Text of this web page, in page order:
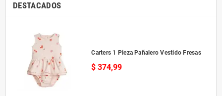
DESTACADOS
Carters 1 Pieza Pañalero Vestido Fresas
$ 374,99